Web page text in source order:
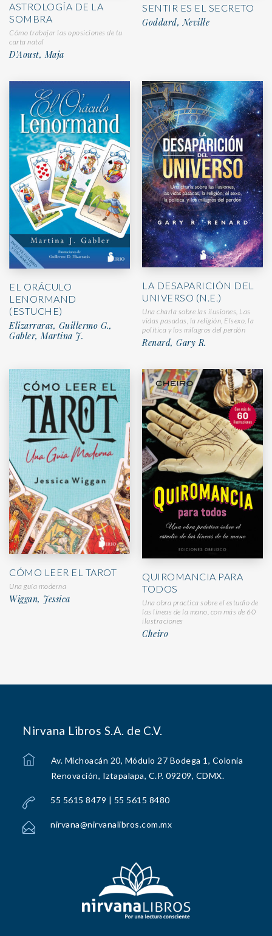
ASTROLOGÍA DE LA
SOMBRA
Cómo trabajar las oposiciones de tu
carta natal
D’Aoust, Maja
SENTIR ES EL SECRETO
Goddard, Neville
EL ORÁCULO
LENORMAND
(ESTUCHE)
Elizarraras, Guillermo G.,
Gabler, Martina J.
LA DESAPARICIÓN DEL
UNIVERSO (N.E.)
Una charla sobre las ilusiones, Las
vidas pasadas, la religión, Elsexo, la
política y los milagros del perdón
Renard, Gary R.
CÓMO LEER EL TAROT
Una guía moderna
Wiggan, Jessica
QUIROMANCIA PARA
TODOS
Una obra practica sobre el estudio de
las líneas de la mano, con más de 60
ilustraciones
Cheiro
Nirvana Libros S.A. de C.V.
Av. Michoacán 20, Módulo 27 Bodega 1, Colonia
Renovación, Iztapalapa, C.P. 09209, CDMX.
55 5615 8479 | 55 5615 8480
nirvana@nirvanalibros.com.mx